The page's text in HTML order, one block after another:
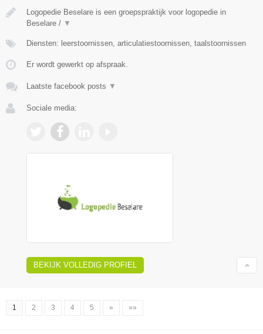
Logopedie Beselare is een groepspraktijk voor logopedie in
Beselare / ▼
Diensten: leerstoornissen, articulatiestoornissen, taalstoornissen
Er wordt gewerkt op afspraak.
Laatste facebook posts ▼
Sociale media:
BEKIJK VOLLEDIG PROFIEL
1 2 3 4 5 » »»